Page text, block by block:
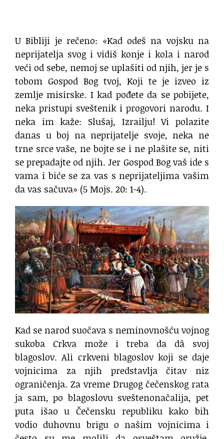
U Bibliji je rečeno: «Kad odeš na vojsku na
neprijatelja svog i vidiš konje i kola i narod
veći od sebe, nemoj se uplašiti od njih, jer je s
tobom Gospod Bog tvoj, Koji te je izveo iz
zemlje misirske. I kad pođete da se pobijete,
neka pristupi sveštenik i progovori narodu. I
neka im kaže: Slušaj, Izrailju! Vi polazite
danas u boj na neprijatelje svoje, neka ne
trne srce vaše, ne bojte se i ne plašite se, niti
se prepadajte od njih. Jer Gospod Bog vaš ide s
vama i biće se za vas s neprijateljima vašim
da vas sačuva» (5 Mojs. 20: 1-4).
Kad se narod suočava s neminovnošću vojnog
sukoba Crkva može i treba da dâ svoj
blagoslov. Ali crkveni blagoslov koji se daje
vojnicima za njih predstavlja čitav niz
ograničenja. Za vreme Drugog čečenskog rata
ja sam, po blagoslovu sveštenonačalija, pet
puta išao u Čečensku republiku kako bih
vodio duhovnu brigu o našim vojnicima i